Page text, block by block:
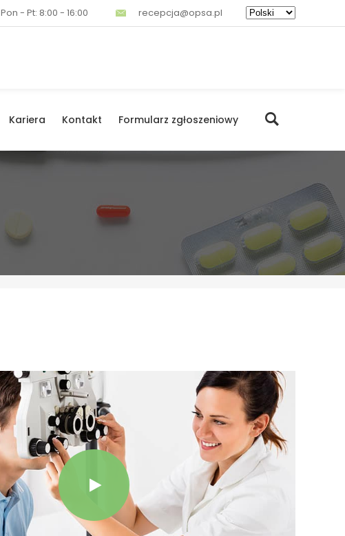
Pon - Pt: 8:00 - 16:00 recepcja@opsa.pl
Kariera Kontakt Formularz zgłoszeniowy